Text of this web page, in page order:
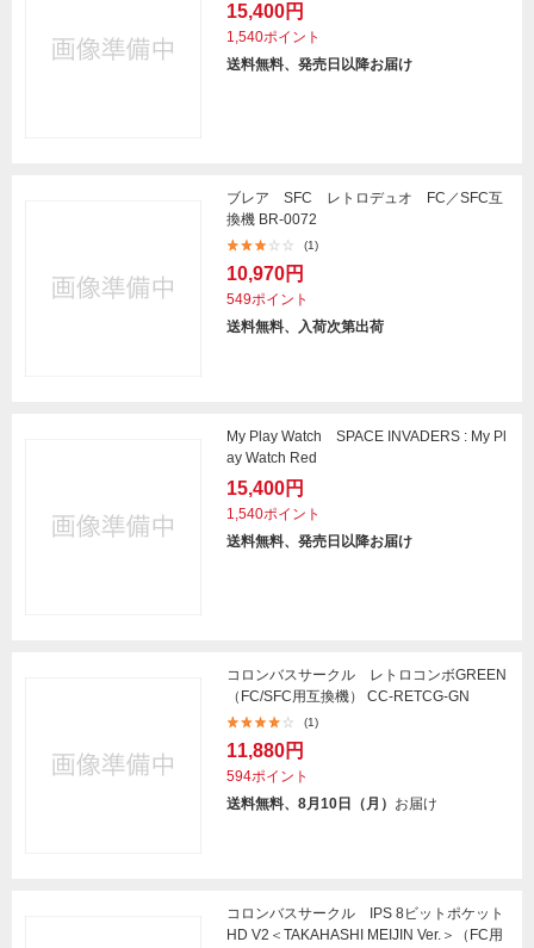
15,400円
1,540ポイント
送料無料、発売日以降お届け
ブレア SFC レトロデュオ FC／SFC互
換機 BR-0072
(1)
10,970円
549ポイント
送料無料、入荷次第出荷
My Play Watch SPACE INVADERS : My Pl
ay Watch Red
15,400円
1,540ポイント
送料無料、発売日以降お届け
コロンバスサークル レトロコンボGREEN
（FC/SFC用互換機） CC-RETCG-GN
(1)
11,880円
594ポイント
送料無料、8月10日（月） お届け
コロンバスサークル IPS 8ビットポケット
HD V2＜TAKAHASHI MEIJIN Ver.＞（FC用